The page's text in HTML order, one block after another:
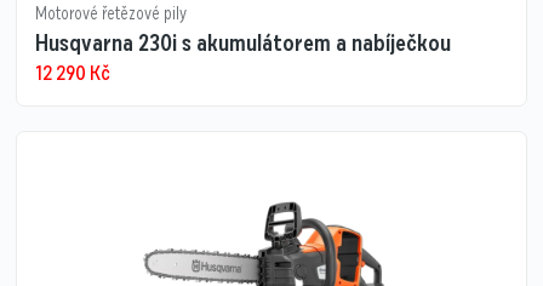
Motorové řetězové pily
Husqvarna 230i s akumulátorem a nabíječkou
12 290 Kč